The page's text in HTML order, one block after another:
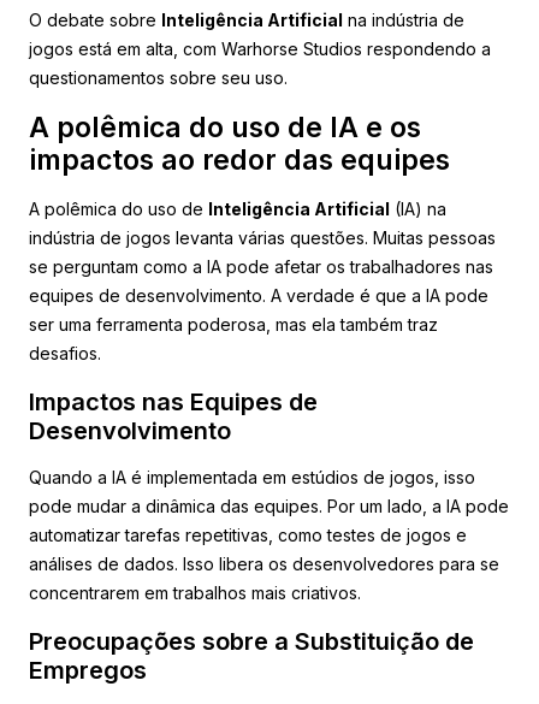
O debate sobre Inteligência Artificial na indústria de
jogos está em alta, com Warhorse Studios respondendo a
questionamentos sobre seu uso.
A polêmica do uso de IA e os
impactos ao redor das equipes
A polêmica do uso de Inteligência Artificial (IA) na
indústria de jogos levanta várias questões. Muitas pessoas
se perguntam como a IA pode afetar os trabalhadores nas
equipes de desenvolvimento. A verdade é que a IA pode
ser uma ferramenta poderosa, mas ela também traz
desafios.
Impactos nas Equipes de
Desenvolvimento
Quando a IA é implementada em estúdios de jogos, isso
pode mudar a dinâmica das equipes. Por um lado, a IA pode
automatizar tarefas repetitivas, como testes de jogos e
análises de dados. Isso libera os desenvolvedores para se
concentrarem em trabalhos mais criativos.
Preocupações sobre a Substituição de
Empregos